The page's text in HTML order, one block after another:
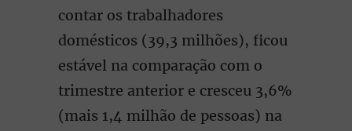
contar os trabalhadores
domésticos (39,3 milhões), ficou
estável na comparação com o
trimestre anterior e cresceu 3,6%
(mais 1,4 milhão de pessoas) na